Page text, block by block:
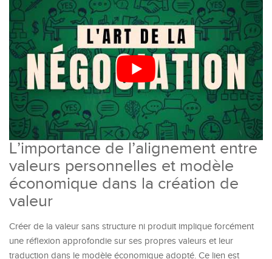
L’importance de l’alignement entre
valeurs personnelles et modèle
économique dans la création de
valeur
Créer de la valeur sans structure ni produit implique forcément
une réflexion approfondie sur ses propres valeurs et leur
traduction dans le modèle économique adopté. Ce lien est